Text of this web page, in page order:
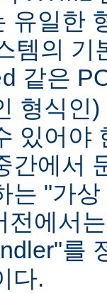
유일한
템의 기
같은
형식인
있어야
간에서
는 "가
전에서
를
다.